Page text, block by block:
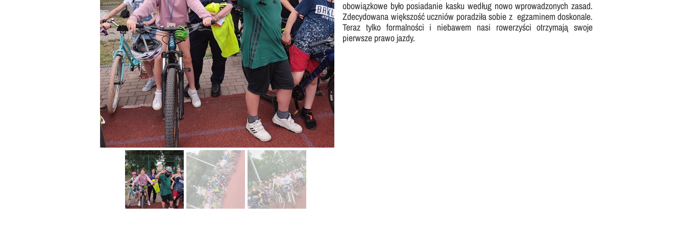
obowiązkowe było posiadanie kasku według nowo wprowadzonych zasad.
Zdecydowana większość uczniów poradziła sobie z egzaminem doskonale.
Teraz tylko formalności i niebawem nasi rowerzyści otrzymają swoje
pierwsze prawo jazdy.
Nasza szkoła jest OK
Erasmus+ Uniwersalny Język Sztuki
Erasmus+ Przez dwujęzyczność do przyszłości
Erasmus+ Mózgi w szkole. Wiedza jest potęgą!
Nabór